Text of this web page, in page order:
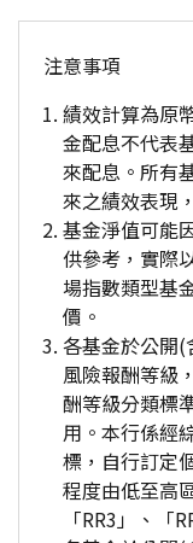
注意事項
績效計算為原
金配息不代表
來配息。所有
來之績效表現
基金淨值可能
供參考，實際
場指數類型基
價。
各基金於公開
風險報酬等級
酬等級分類標
用。本行係經
標，自行訂定
程度由低至高
「RR3」、「